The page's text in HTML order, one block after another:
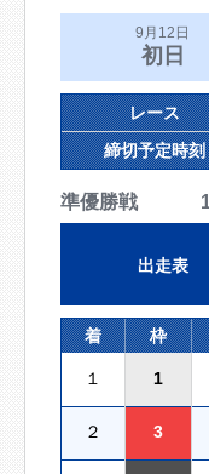
9月12日
初日
レース
締切予定時刻
準優勝戦
出走表
着 枠
１ 1
２ 3